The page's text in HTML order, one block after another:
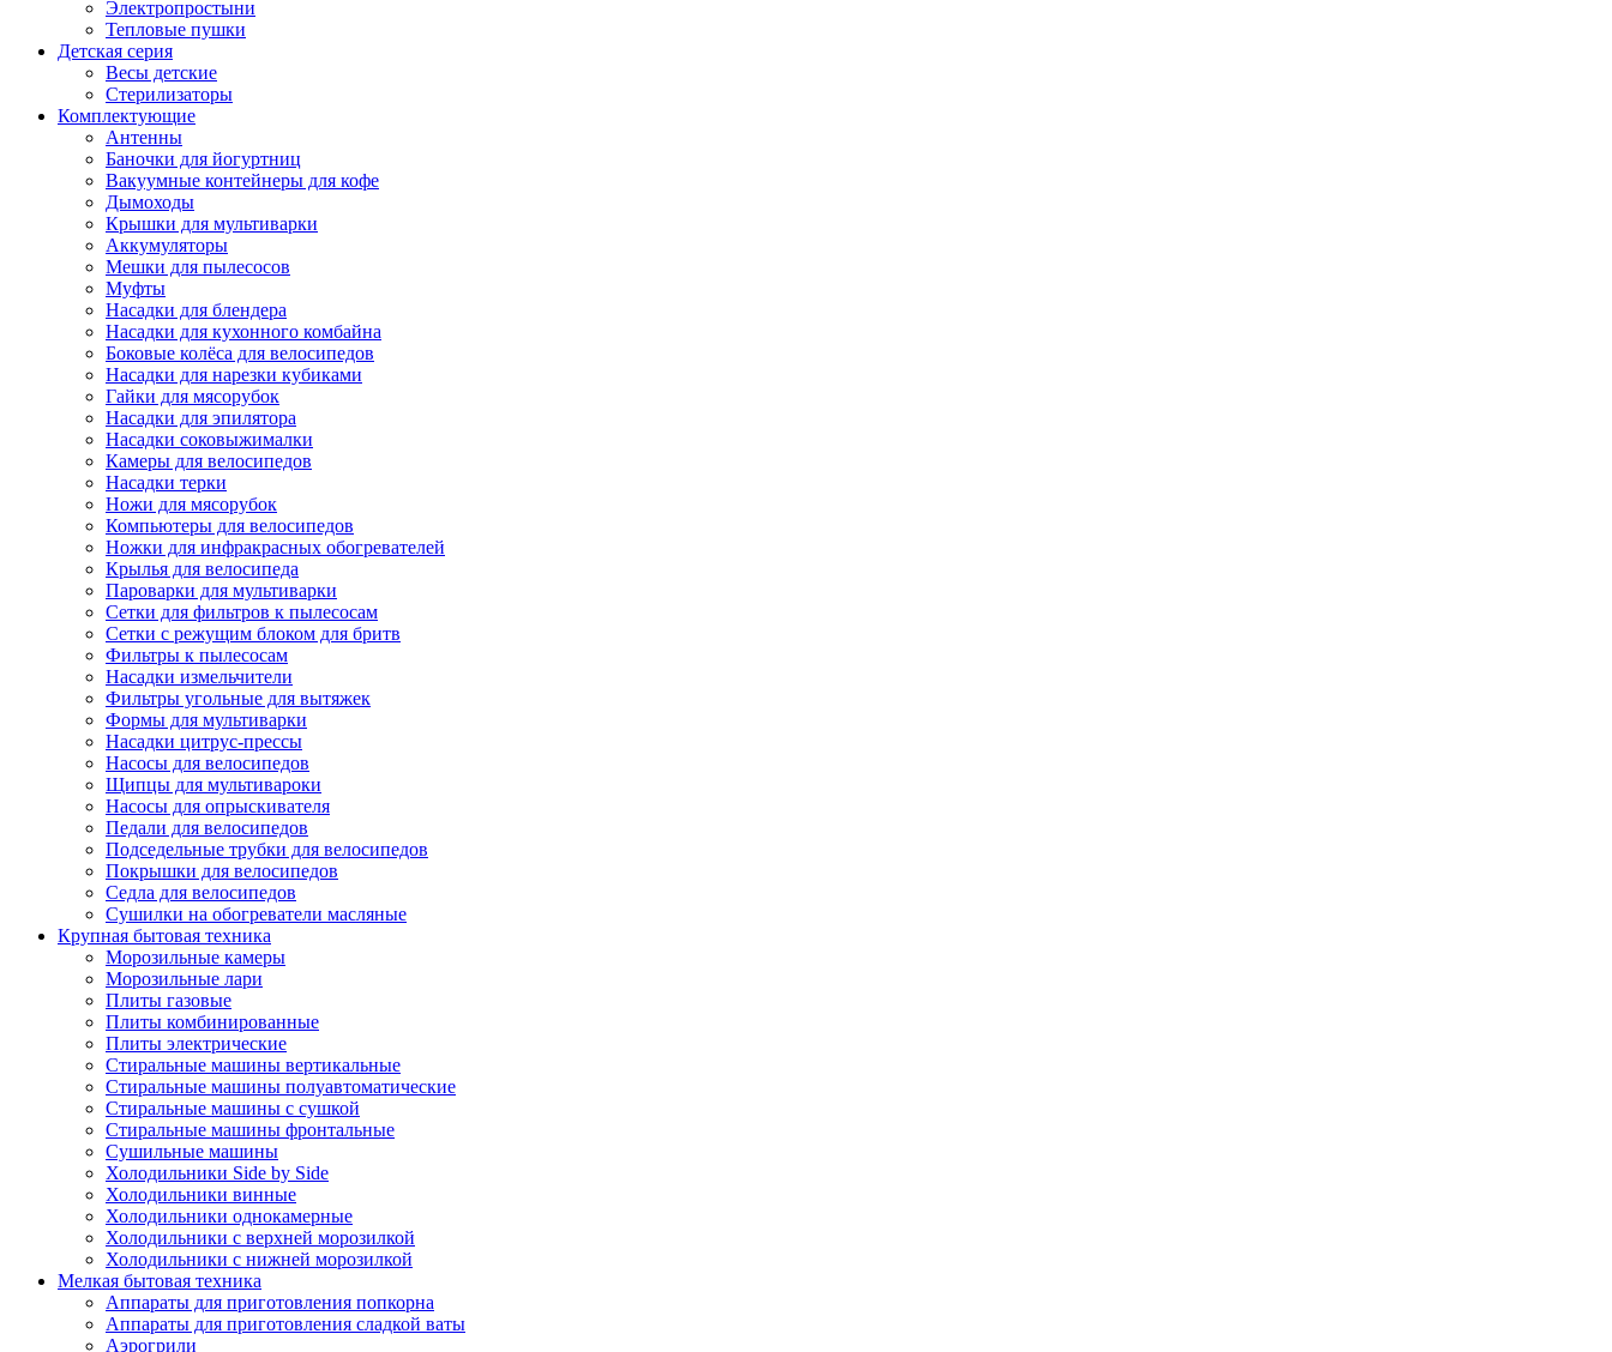
Электропростыни
Тепловые пушки
Детская серия
Весы детские
Стерилизаторы
Комплектующие
Антенны
Баночки для йогуртниц
Вакуумные контейнеры для кофе
Дымоходы
Крышки для мультиварки
Аккумуляторы
Мешки для пылесосов
Муфты
Насадки для блендера
Насадки для кухонного комбайна
Боковые колёса для велосипедов
Насадки для нарезки кубиками
Гайки для мясорубок
Насадки для эпилятора
Насадки соковыжималки
Камеры для велосипедов
Насадки терки
Ножи для мясорубок
Компьютеры для велосипедов
Ножки для инфракрасных обогревателей
Крылья для велосипеда
Пароварки для мультиварки
Сетки для фильтров к пылесосам
Сетки с режущим блоком для бритв
Фильтры к пылесосам
Насадки измельчители
Фильтры угольные для вытяжек
Формы для мультиварки
Насадки цитрус-прессы
Насосы для велосипедов
Щипцы для мультивароки
Насосы для опрыскивателя
Педали для велосипедов
Подседельные трубки для велосипедов
Покрышки для велосипедов
Седла для велосипедов
Сушилки на обогреватели масляные
Крупная бытовая техника
Морозильные камеры
Морозильные лари
Плиты газовые
Плиты комбинированные
Плиты электрические
Стиральные машины вертикальные
Стиральные машины полуавтоматические
Стиральные машины с сушкой
Стиральные машины фронтальные
Сушильные машины
Холодильники Side by Side
Холодильники винные
Холодильники однокамерные
Холодильники с верхней морозилкой
Холодильники с нижней морозилкой
Мелкая бытовая техника
Аппараты для приготовления попкорна
Аппараты для приготовления сладкой ваты
Аэрогрили